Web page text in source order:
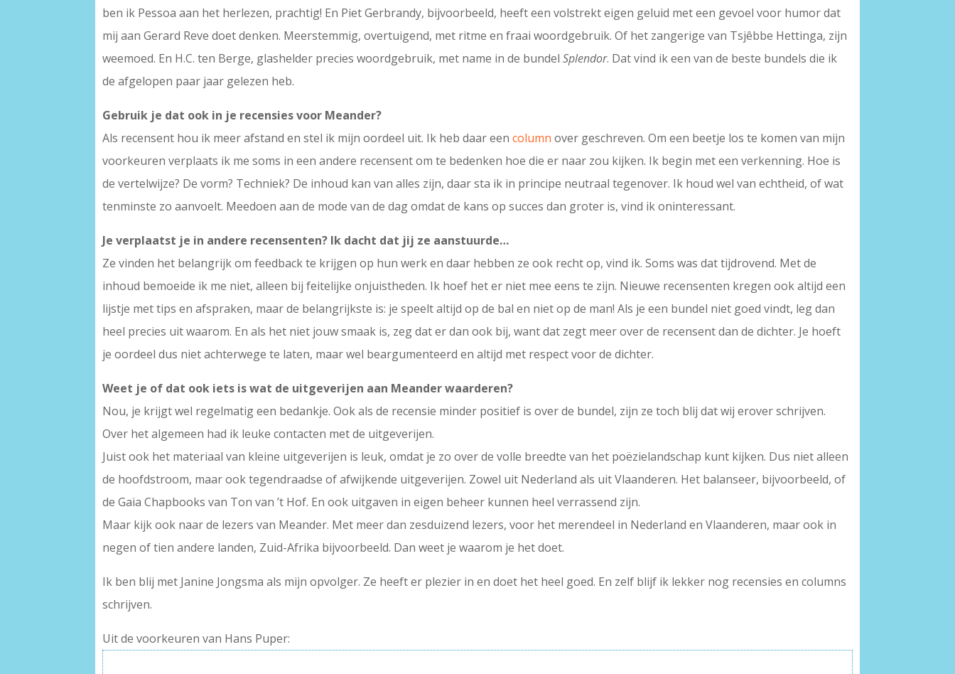
ben ik Pessoa aan het herlezen, prachtig! En Piet Gerbrandy, bijvoorbeeld, heeft een volstrekt eigen geluid met een gevoel voor humor dat
mij aan Gerard Reve doet denken. Meerstemmig, overtuigend, met ritme en fraai woordgebruik. Of het zangerige van Tsjêbbe Hettinga, zijn
weemoed. En H.C. ten Berge, glashelder precies woordgebruik, met name in de bundelSplendor. Dat vind ik een van de beste bundels die ik
de afgelopen paar jaar gelezen heb.
Gebruik je dat ook in je recensies voor Meander?
Als recensent hou ik meer afstand en stel ik mijn oordeel uit. Ik heb daar eencolumn over geschreven. Om een beetje los te komen van mijn
voorkeuren verplaats ik me soms in een andere recensent om te bedenken hoe die er naar zou kijken. Ik begin met een verkenning. Hoe is
de vertelwijze? De vorm? Techniek? De inhoud kan van alles zijn, daar sta ik in principe neutraal tegenover. Ik houd wel van echtheid, of wat
tenminste zo aanvoelt. Meedoen aan de mode van de dag omdat de kans op succes dan groter is, vind ik oninteressant.
Je verplaatst je in andere recensenten? Ik dacht dat jij ze aanstuurde…
Ze vinden het belangrijk om feedback te krijgen op hun werk en daar hebben ze ook recht op, vind ik. Soms was dat tijdrovend. Met de
inhoud bemoeide ik me niet, alleen bij feitelijke onjuistheden. Ik hoef het er niet mee eens te zijn. Nieuwe recensenten kregen ook altijd een
lijstje met tips en afspraken, maar de belangrijkste is: je speelt altijd op de bal en niet op de man! Als je een bundel niet goed vindt, leg dan
heel precies uit waarom. En als het niet jouw smaak is, zeg dat er dan ook bij, want dat zegt meer over de recensent dan de dichter. Je hoeft
je oordeel dus niet achterwege te laten, maar wel beargumenteerd en altijd met respect voor de dichter.
Weet je of dat ook iets is wat de uitgeverijen aan Meander waarderen?
Nou, je krijgt wel regelmatig een bedankje. Ook als de recensie minder positief is over de bundel, zijn ze toch blij dat wij erover schrijven.
Over het algemeen had ik leuke contacten met de uitgeverijen.
Juist ook het materiaal van kleine uitgeverijen is leuk, omdat je zo over de volle breedte van het poëzielandschap kunt kijken. Dus niet alleen
de hoofdstroom, maar ook tegendraadse of afwijkende uitgeverijen. Zowel uit Nederland als uit Vlaanderen. Het balanseer, bijvoorbeeld, of
de Gaia Chapbooks van Ton van ’t Hof. En ook uitgaven in eigen beheer kunnen heel verrassend zijn.
Maar kijk ook naar de lezers van Meander. Met meer dan zesduizend lezers, voor het merendeel in Nederland en Vlaanderen, maar ook in
negen of tien andere landen, Zuid-Afrika bijvoorbeeld. Dan weet je waarom je het doet.
Ik ben blij met Janine Jongsma als mijn opvolger. Ze heeft er plezier in en doet het heel goed. En zelf blijf ik lekker nog recensies en columns
schrijven.
Uit de voorkeuren van Hans Puper: